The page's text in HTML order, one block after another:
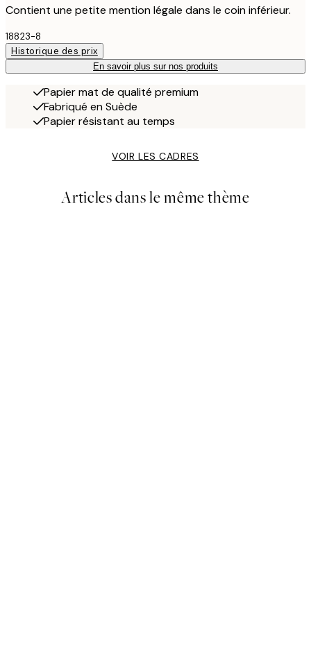
Contient une petite mention légale dans le coin inférieur.
18823-8
Historique des prix
En savoir plus sur nos produits
Papier mat de qualité premium
Fabriqué en Suède
Papier résistant au temps
VOIR LES CADRES
Articles dans le même thème